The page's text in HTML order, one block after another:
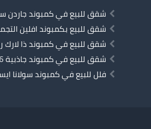
شقق للبيع في كمبوند جاردن
شقق للبيع بكمبوند افلين
شقق للبيع في كمبوند ذا لارك
شقق للبيع في كمبوند جاذبية 6 اكتوبر
فلل للبيع في كمبوند سولانا